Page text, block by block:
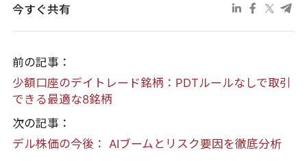
今すぐ共有
前の記事：
少額口座のデイトレード銘柄：PDTルールなしで取引
できる最適な8銘柄
次の記事：
デル株価の今後： AIブームとリスク要因を徹底分析